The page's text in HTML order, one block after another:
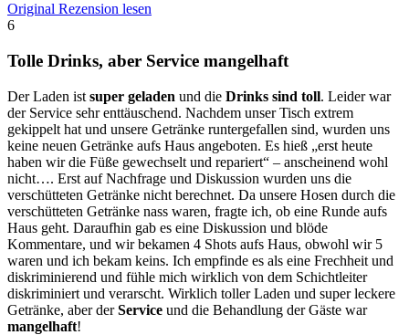
Original Rezension lesen
6
Tolle Drinks, aber Service mangelhaft
Der Laden ist super geladen und die Drinks sind toll. Leider war
der Service sehr enttäuschend. Nachdem unser Tisch extrem
gekippelt hat und unsere Getränke runtergefallen sind, wurden uns
keine neuen Getränke aufs Haus angeboten. Es hieß „erst heute
haben wir die Füße gewechselt und repariert“ – anscheinend wohl
nicht…. Erst auf Nachfrage und Diskussion wurden uns die
verschütteten Getränke nicht berechnet. Da unsere Hosen durch die
verschütteten Getränke nass waren, fragte ich, ob eine Runde aufs
Haus geht. Daraufhin gab es eine Diskussion und blöde
Kommentare, und wir bekamen 4 Shots aufs Haus, obwohl wir 5
waren und ich bekam keins. Ich empfinde es als eine Frechheit und
diskriminierend und fühle mich wirklich von dem Schichtleiter
diskriminiert und verarscht. Wirklich toller Laden und super leckere
Getränke, aber derService und die Behandlung der Gäste war
mangelhaft!